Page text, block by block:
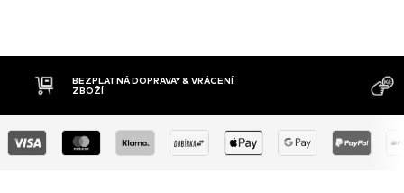
BEZPLATNÁ DOPRAVA* & VRÁCENÍ
ZBOŽÍ